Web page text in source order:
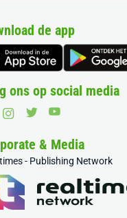
de app
ons op social media
& Media
- Publishing Network